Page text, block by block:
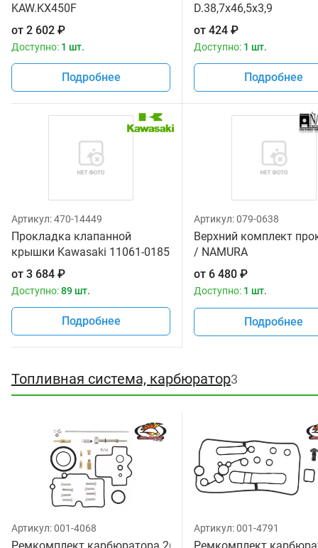
KAW.KX450F
от 2 602 ₽
Доступно: 1 шт.
Подробнее
D.38,7x46,5x3,9
от 424 ₽
Доступно: 1 шт.
Подробнее
Артикул:470-14449
Прокладка клапанной
крышки Kawasaki 11061-0185
от 3 684 ₽
Доступно:89 шт.
Подробнее
Артикул:079-0638
Верхний комплект
/ NAMURA
от 6 480 ₽
Доступно: 1 шт.
Подробнее
Топливная система, карбюратор3
Артикул:001-4068 Артикул:001-4791